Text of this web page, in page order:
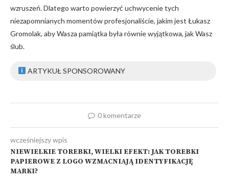
wzruszeń. Dlatego warto powierzyć uchwycenie tych
niezapomnianych momentów profesjonaliście, jakim jest Łukasz
Gromolak, aby Wasza pamiątka była równie wyjątkowa, jak Wasz
ślub.
ARTYKUŁ SPONSOROWANY
0 komentarze
wcześniejszy wpis
NIEWIELKIE TOREBKI, WIELKI EFEKT: JAK TOREBKI
PAPIEROWE Z LOGO WZMACNIAJĄ IDENTYFIKACJĘ
MARKI?